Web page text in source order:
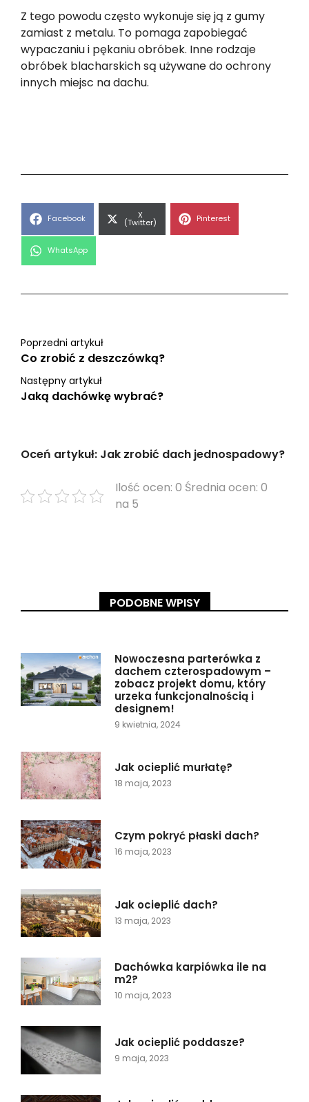
Z tego powodu często wykonuje się ją z gumy
zamiast z metalu. To pomaga zapobiegać
wypaczaniu i pękaniu obróbek. Inne rodzaje
obróbek blacharskich są używane do ochrony
innych miejsc na dachu.
Share
Facebook Share
on
X
(Twitter) Share
Pinterest
Share
WhatsApp
Poprzedni artykuł
Co zrobić z deszczówką?
Następny artykuł
Jaką dachówkę wybrać?
Oceń artykuł: Jak zrobić dach jednospadowy?
Ilość ocen: 0 Średnia ocen: 0
na 5
PODOBNE WPISY
Nowoczesna parterówka z
dachem czterospadowym –
zobacz projekt domu, który
urzeka funkcjonalnością i
designem!
9 kwietnia, 2024
Jak ocieplić murłatę?
18 maja, 2023
Czym pokryć płaski dach?
16 maja, 2023
Jak ocieplić dach?
13 maja, 2023
Dachówka karpiówka ile na
m2?
10 maja, 2023
Jak ocieplić poddasze?
9 maja, 2023